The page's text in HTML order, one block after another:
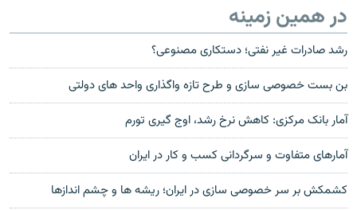
در همین زمینه
رشد صادرات غیر نفتی؛ دستکاری مصنوعی؟
بن بست خصوصی سازی و طرح تازه واگذاری واحد های دولتی
آمار بانک مرکزی: کاهش نرخ رشد، اوج گيری تورم
آمارهای متفاوت و سرگردانی کسب و کار در ایران
کشمکش بر سر خصوصی سازی در ايران؛ ريشه ها و چشم اندازها